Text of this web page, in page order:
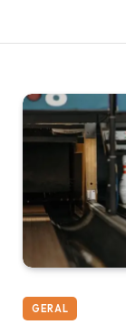
GERAL